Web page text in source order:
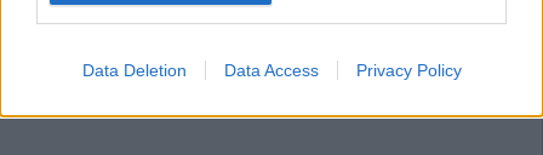
Data Deletion Data Access Privacy Policy